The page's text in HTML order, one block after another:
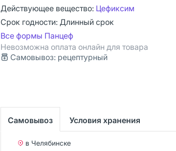
Действующее вещество: Цефиксим
Срок годности: Длинный срок
Все формы Панцеф
Невозможна оплата онлайн для товара
Самовывоз: рецептурный
Самовывоз Условия хранения
в Челябинске